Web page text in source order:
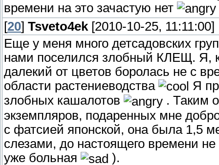
времени на это зачастую нет
[20] Tsveto4ek [2010-10-25, 11:11:00]
Еще у меня много детсадовских
нами поселился злобный КЛЕЩ. Я,
далекий от цветов боролась не с
области растениеводства
Я
злобных кашалотов
. Таким
экземпляров, подаренных мне
с фатсией японской, она была 1,5
слезами, до настоящего времени
уже больная
).